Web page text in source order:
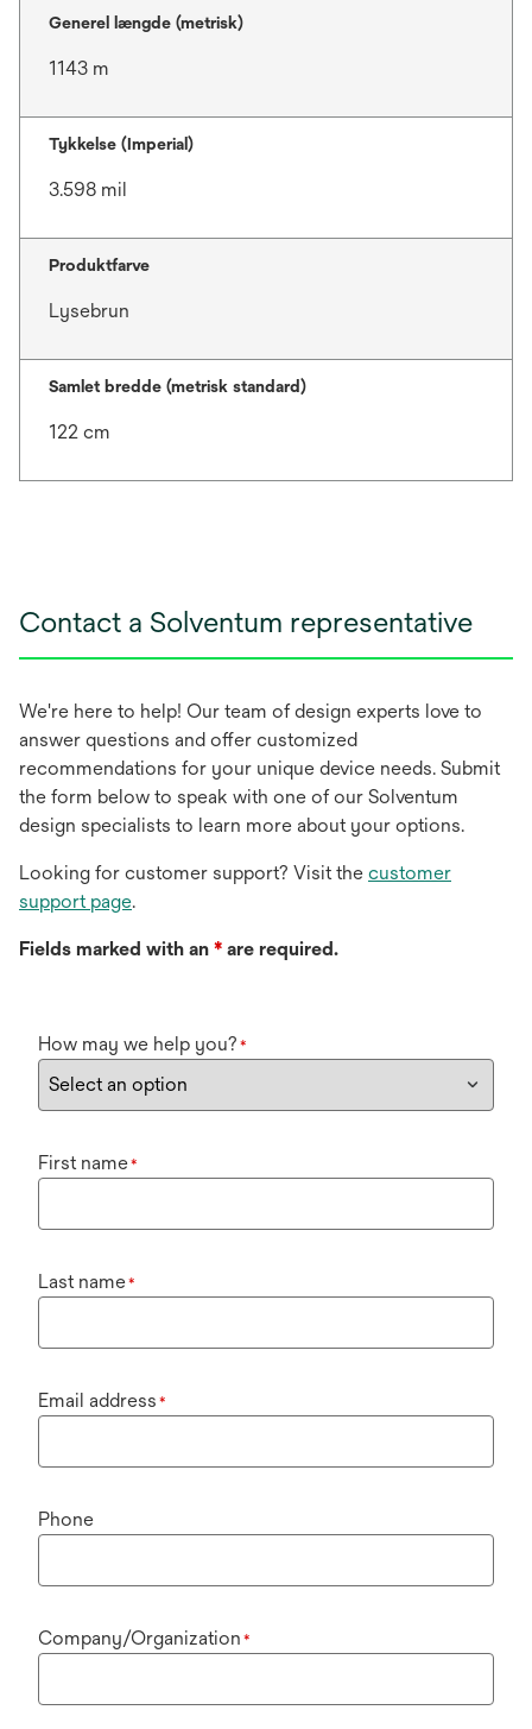
Generel længde (metrisk)
1143 m
Tykkelse (Imperial)
3.598 mil
Produktfarve
Lysebrun
Samlet bredde (metrisk standard)
122 cm
Contact a Solventum representative
We're here to help! Our team of design experts love to
answer questions and offer customized
recommendations for your unique device needs. Submit
the form below to speak with one of our Solventum
design specialists to learn more about your options.
Looking for customer support? Visit the customer
support page.
Fields marked with an * are required.
How may we help you? *
First name*
Last name*
Email address *
Phone
Company/Organization *